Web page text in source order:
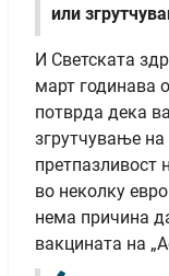
или
И Светската
март годинава
потврда дека
згрутчување
претпазливост
во неколку
нема причина
вакцината на